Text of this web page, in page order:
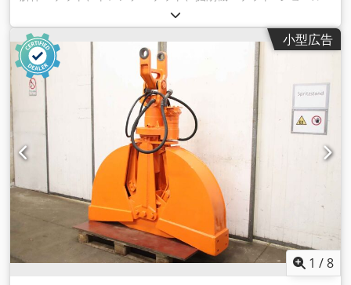
バケット：ヘビーデューティ設計、安定性抜群。 -幅：410
mm -高さ：630 mm -深さ：1050 mm -内側取り付け幅：170
mm -取り付け：穴径Ø 45 / 52 mm、寸法は写真を参照。 -リ
ッパーの歯 Chjdjttc Sxopfx Amrsa -バケットへの取り付け：追
加料金で変更可能 -輸送寸法：1050/410/H710 mm -重量：116
kg（パレット付き
小型広告
1 /8